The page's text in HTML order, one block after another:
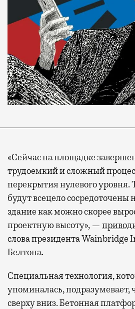
«Сейчас на площадке
трудоемкий и сложный
перекрытия нулевого уровня.
будут всецело сосредоточены
здание как можно скорее
проектную высоту», —
слова президента
Белтона.
Специальная технология,
упоминалась, подразумевает,
сверху вниз. Бетонная